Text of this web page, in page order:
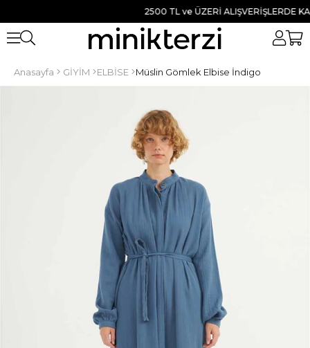
2500 TL ve ÜZERİ ALIŞVERİŞLERDE
Anasayfa GİYİM ELBİSE Müslin Gömlek Elbise İndigo